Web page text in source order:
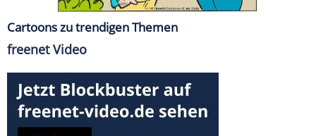
Cartoons zu trendigen Themen
freenet Video